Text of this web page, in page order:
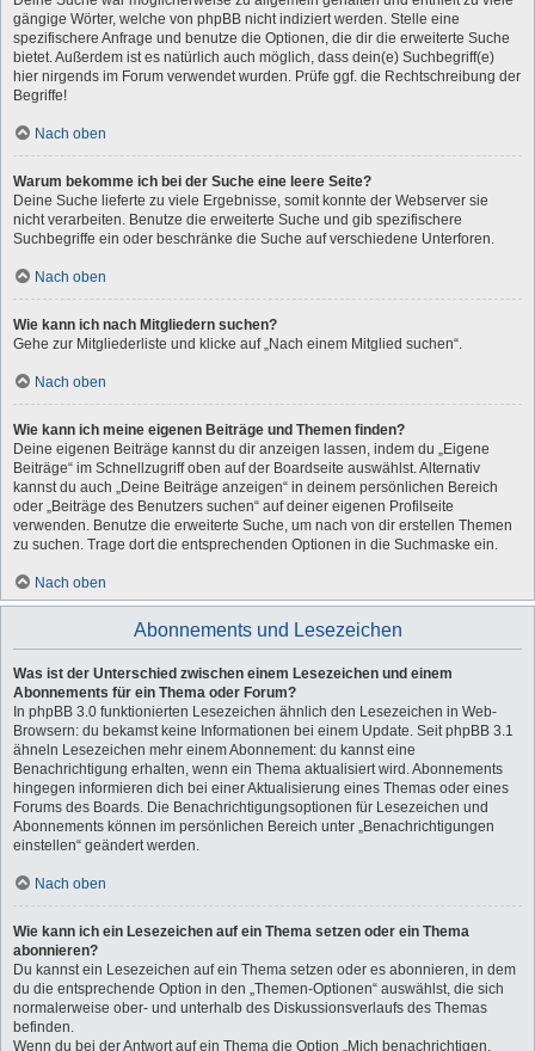
gängige Wörter, welche von phpBB nicht indiziert werden. Stelle eine
spezifischere Anfrage und benutze die Optionen, die dir die erweiterte Suche
bietet. Außerdem ist es natürlich auch möglich, dass dein(e) Suchbegriff(e)
hier nirgends im Forum verwendet wurden. Prüfe ggf. die Rechtschreibung der
Begriffe!
Nach oben
Warum bekomme ich bei der Suche eine leere Seite?
Deine Suche lieferte zu viele Ergebnisse, somit konnte der Webserver sie
nicht verarbeiten. Benutze die erweiterte Suche und gib spezifischere
Suchbegriffe ein oder beschränke die Suche auf verschiedene Unterforen.
Nach oben
Wie kann ich nach Mitgliedern suchen?
Gehe zur Mitgliederliste und klicke auf „Nach einem Mitglied suchen“.
Nach oben
Wie kann ich meine eigenen Beiträge und Themen finden?
Deine eigenen Beiträge kannst du dir anzeigen lassen, indem du „Eigene
Beiträge“ im Schnellzugriff oben auf der Boardseite auswählst. Alternativ
kannst du auch „Deine Beiträge anzeigen“ in deinem persönlichen Bereich
oder „Beiträge des Benutzers suchen“ auf deiner eigenen Profilseite
verwenden. Benutze die erweiterte Suche, um nach von dir erstellen Themen
zu suchen. Trage dort die entsprechenden Optionen in die Suchmaske ein.
Nach oben
Abonnements und Lesezeichen
Was ist der Unterschied zwischen einem Lesezeichen und einem
Abonnements für ein Thema oder Forum?
In phpBB 3.0 funktionierten Lesezeichen ähnlich den Lesezeichen in Web-
Browsern: du bekamst keine Informationen bei einem Update. Seit phpBB 3.1
ähneln Lesezeichen mehr einem Abonnement: du kannst eine
Benachrichtigung erhalten, wenn ein Thema aktualisiert wird. Abonnements
hingegen informieren dich bei einer Aktualisierung eines Themas oder eines
Forums des Boards. Die Benachrichtigungsoptionen für Lesezeichen und
Abonnements können im persönlichen Bereich unter „Benachrichtigungen
einstellen“ geändert werden.
Nach oben
Wie kann ich ein Lesezeichen auf ein Thema setzen oder ein Thema
abonnieren?
Du kannst ein Lesezeichen auf ein Thema setzen oder es abonnieren, in dem
du die entsprechende Option in den „Themen-Optionen“ auswählst, die sich
normalerweise ober- und unterhalb des Diskussionsverlaufs des Themas
befinden.
Wenn du bei der Antwort auf ein Thema die Option „Mich benachrichtigen,